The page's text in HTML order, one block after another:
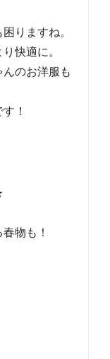
りますね。
快適に。
のお洋服も
！
物も！